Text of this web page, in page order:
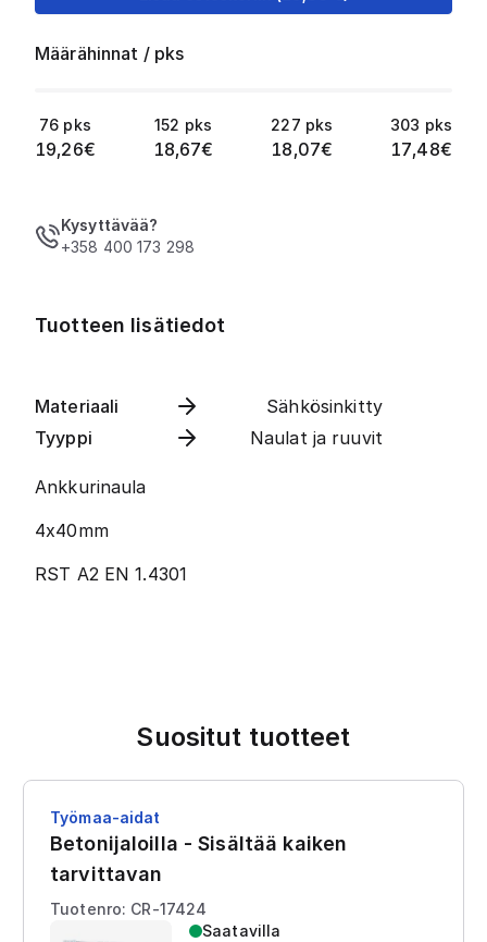
Määrähinnat / pks
76 pks
19,26€
152 pks
18,67€
227 pks
18,07€
303 pks
17,48€
Kysyttävää?
+358 400 173 298
Tuotteen lisätiedot
Materiaali
Sähkösinkitty
Tyyppi
Naulat ja ruuvit
Ankkurinaula
4x40mm
RST A2 EN 1.4301
Suositut tuotteet
Työmaa-aidat
Betonijaloilla - Sisältää kaiken
tarvittavan
Tuotenro: CR-17424
Saatavilla